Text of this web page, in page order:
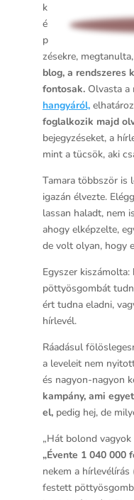
k
é
p
zésekre,
blog, a rendszeres
fontosak.Olvasta a
hangyáról,
foglalkozik majd
bejegyzéseket, a
mint a tücsök, aki
Tamara többször is
igazán élvezte.
lassan haladt, nem
ahogy elképzelte,
de volt olyan, hogy
Egyszer
pöttyösgombát
ért tudna eladni,
hírlevél.
Ráadásul
a leveleit nem
és nagyon-nagyon
kampány, ami
el,pedig hej, de
„Hát bolond vagyok
„Évente 1 040 000
nekem a
festett